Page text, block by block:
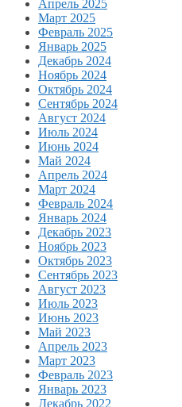
Апрель 2025
Март 2025
Февраль 2025
Январь 2025
Декабрь 2024
Ноябрь 2024
Октябрь 2024
Сентябрь 2024
Август 2024
Июль 2024
Июнь 2024
Май 2024
Апрель 2024
Март 2024
Февраль 2024
Январь 2024
Декабрь 2023
Ноябрь 2023
Октябрь 2023
Сентябрь 2023
Август 2023
Июль 2023
Июнь 2023
Май 2023
Апрель 2023
Март 2023
Февраль 2023
Январь 2023
Декабрь 2022